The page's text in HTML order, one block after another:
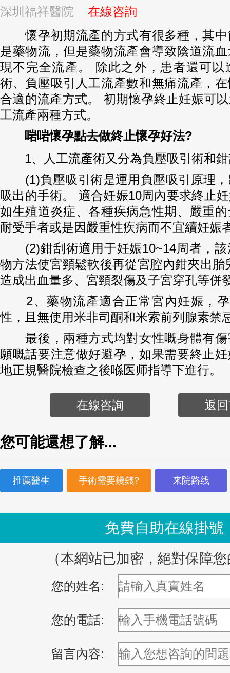
深圳福祥醫院
在線咨詢
懷孕初期流產的方式有很多種，其中
是藥物流，但是藥物流產會導致陰道流
現不完全流產。 除此之外，患者還可以
術、負壓吸引人工流產數和無痛流產，
合適的流產方式。 初期懷孕終止妊娠可
工流產兩種方式。
啱啱懷孕點去做終止懷孕好法?
1、人工流產術又分為負壓吸引術和鉗
(1)負壓吸引術是運用負壓吸引原理，
吸出的手術。 適合妊娠10周內要求終止
如生殖道炎症、各種疾病急性期、嚴重
耐受手者或是因嚴重性疾病而不宜續妊娠
(2)鉗刮術適用于妊娠10~14周者，該
物方法使宮頸鬆軟後再從宮腔內鉗夾出胎
造成出血量多、宮頸裂傷及子宮穿孔等併
2、藥物流產適合正常宮內妊娠，孕
性，且無使用米非司酮和米索前列腺素禁
最後，兩種方式均對女性嘅身體有傷
願嘅話要注意做好避孕，如果需要終止
地正規醫院檢查之後喺医师指導下進行。
在線咨詢 返
您可能還想了解...
推薦醫生 手術需要幾錢? 来院路线
免費自助在線掛號
（本網站已加密，絕對保障
您的姓名:
您的電話:
留言內容: